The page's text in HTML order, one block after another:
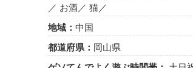
／ お酒／ 猫／
地域： 中国
都道府県： 岡山県